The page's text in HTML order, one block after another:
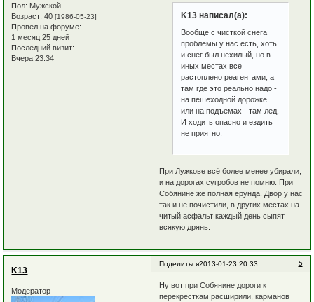
Пол: Мужской
Возраст: 40[1986-05-23]
Провел на форуме:
1 месяц 25 дней
Последний визит:
Вчера 23:34
K13 написал(а):
Вообще с чисткой снега
проблемы у нас есть, хоть
и снег был нехилый, но в
иных местах все
растоплено реагентами, а
там где это реально надо -
на пешеходной дорожке
или на подъемах - там лед.
И ходить опасно и ездить
не приятно.
При Лужкове всё более менее убирали,
и на дорогах сугробов не помню. При
Собянине же полная ерунда. Двор у нас
так и не почистили, в других местах на
читый асфальт каждый день сыпят
всякую дрянь.
Поделиться 5
2013-01-23 20:33
K13
Модератор
Ну вот при Собянине дороги к
перекресткам расширили, карманов